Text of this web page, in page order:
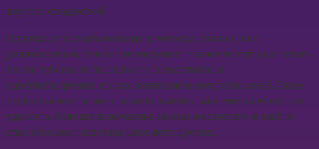
вкусом сладостей.
Однако, с использованием метода связи сна с
реальностью, такие сновидения также могут указывать
на то, что вы испытываете недостаток в
удовлетворении своих желаний и потребностей. Ваше
подсознание может подсказывать вам, что вам нужно
уделить больше внимания своим желаниям и найти
способы достижения удовлетворения.